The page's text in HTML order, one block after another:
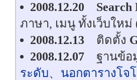
2008.12.20
ภาษา, เมนู ทั้งเว็บใหม่
2008.12.13 ติดตั้ง
2008.12.07 ฐานข้อ
ระดับ、 นอกตารางโจ